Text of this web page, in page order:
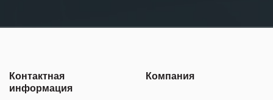
Контактная
информация
Компания